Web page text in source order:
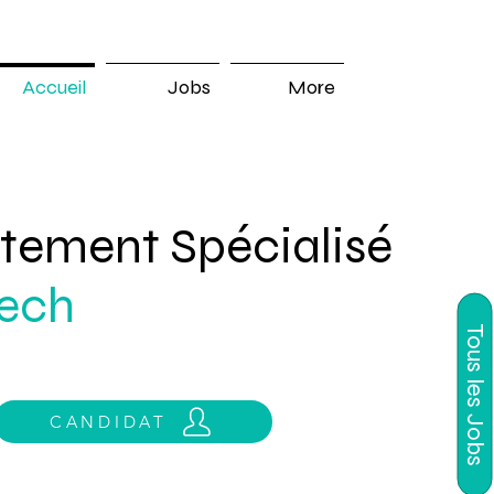
Tous les Jobs
Accueil Jobs More
Spécialisé
CANDIDAT